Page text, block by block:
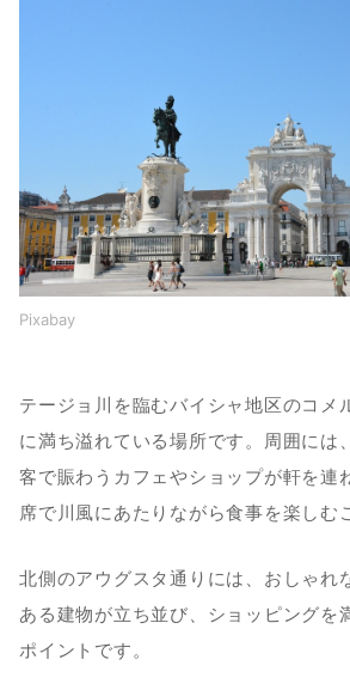
Pixabay
テージョ川を臨むバイシャ地区のコメ
に満ち溢れている場所です。周囲には
客で賑わうカフェやショップが軒を連
席で川風にあたりながら食事を楽しむ
北側のアウグスタ通りには、おしゃれ
ある建物が立ち並び、ショッピングを
ポイントです。